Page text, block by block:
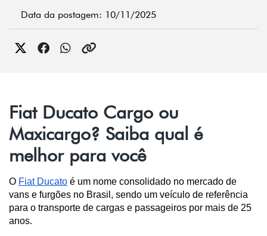
Data da postagem: 10/11/2025
Fiat Ducato Cargo ou
Maxicargo? Saiba qual é
melhor para você
O Fiat Ducato é um nome consolidado no mercado de
vans e furgões no Brasil, sendo um veículo de referência
para o transporte de cargas e passageiros por mais de 25
anos.